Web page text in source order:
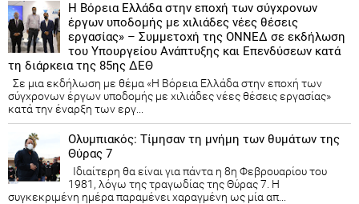
Η Βόρεια Ελλάδα στην εποχή των σύγχρονων
έργων υποδομής με χιλιάδες νέες θέσεις
εργασίας» – Συμμετοχή της ΟΝΝΕΔ σε εκδήλωση
του Υπουργείου Ανάπτυξης και Επενδύσεων κατά
τη διάρκεια της 85ης ΔΕΘ
Σε μια εκδήλωση με θέμα «Η Βόρεια Ελλάδα στην εποχή των
σύγχρονων έργων υποδομής με χιλιάδες νέες θέσεις εργασίας»
κατά την έναρξη των εργ...
Ολυμπιακός: Τίμησαν τη μνήμη των θυμάτων της
Θύρας 7
Ιδιαίτερη θα είναι για πάντα η 8η Φεβρουαρίου του
1981, λόγω της τραγωδίας της Θύρας 7. Η
συγκεκριμένη ημέρα παραμένει χαραγμένη ως μία απ...